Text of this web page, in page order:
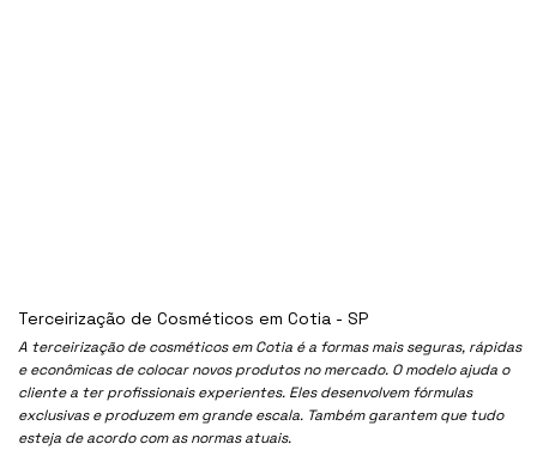
A terceirização de cosméticos em Cotia é a formas mais seguras, rápidas
e econômicas de colocar novos produtos no mercado. O modelo ajuda o
cliente a ter profissionais experientes. Eles desenvolvem fórmulas
exclusivas e produzem em grande escala. Também garantem que tudo
esteja de acordo com as normas atuais.
Terceirização de Cosméticos em Cotia - SP